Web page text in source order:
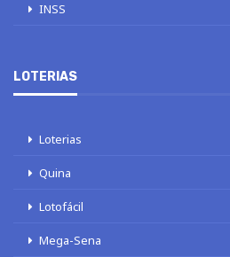
INSS
LOTERIAS
Loterias
Quina
Lotofácil
Mega-Sena